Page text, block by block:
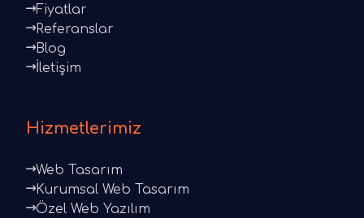
Fiyatlar
Referanslar
Blog
İletişim
Hizmetlerimiz
Web Tasarım
Kurumsal Web Tasarım
Özel Web Yazılım